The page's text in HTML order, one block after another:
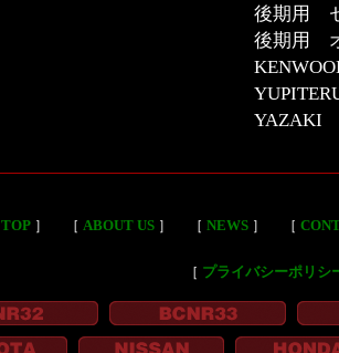
後期用
後期用
YAZAKI
TOP］ ［ ABOUT US］ ［ NEWS］ ［
［ プライバシーポリシ